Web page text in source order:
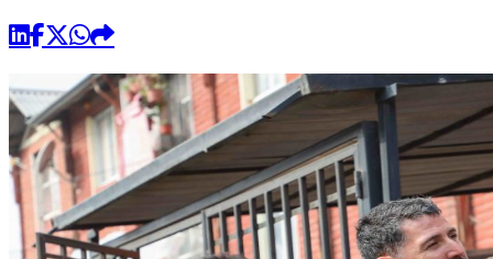
Universidad de Chile
Sustentabilidad